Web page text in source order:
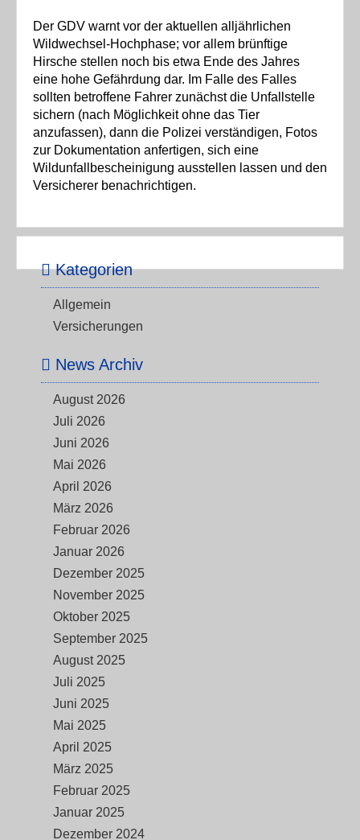
Der GDV warnt vor der aktuellen alljährlichen
Wildwechsel-Hochphase; vor allem brünftige
Hirsche stellen noch bis etwa Ende des Jahres
eine hohe Gefährdung dar. Im Falle des Falles
sollten betroffene Fahrer zunächst die Unfallstelle
sichern (nach Möglichkeit ohne das Tier
anzufassen), dann die Polizei verständigen, Fotos
zur Dokumentation anfertigen, sich eine
Wildunfallbescheinigung ausstellen lassen und den
Versicherer benachrichtigen.
Kategorien
Allgemein
Versicherungen
News Archiv
August 2026
Juli 2026
Juni 2026
Mai 2026
April 2026
März 2026
Februar 2026
Januar 2026
Dezember 2025
November 2025
Oktober 2025
September 2025
August 2025
Juli 2025
Juni 2025
Mai 2025
April 2025
März 2025
Februar 2025
Januar 2025
Dezember 2024